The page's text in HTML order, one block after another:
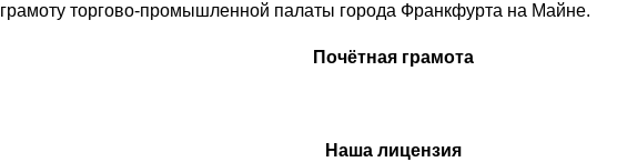
грамоту торгово-промышленной палаты города Франкфурта на Майне.
Почётная грамота
Наша лицензия